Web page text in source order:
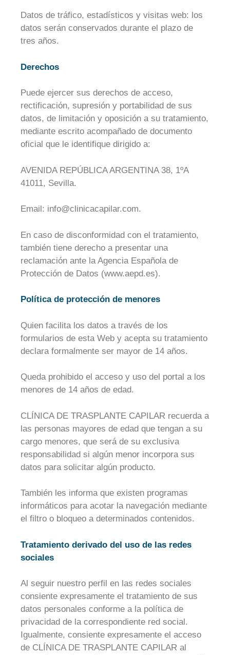
Datos de tráfico, estadísticos y visitas web: los
datos serán conservados durante el plazo de
tres años.
Derechos
Puede ejercer sus derechos de acceso,
rectificación, supresión y portabilidad de sus
datos, de limitación y oposición a su tratamiento,
mediante escrito acompañado de documento
oficial que le identifique dirigido a:
AVENIDA REPÚBLICA ARGENTINA 38, 1ºA
41011, Sevilla.
Email: info@clinicacapilar.com.
En caso de disconformidad con el tratamiento,
también tiene derecho a presentar una
reclamación ante la Agencia Española de
Protección de Datos (www.aepd.es).
Política de protección de menores
Quien facilita los datos a través de los
formularios de esta Web y acepta su tratamiento
declara formalmente ser mayor de 14 años.
Queda prohibido el acceso y uso del portal a los
menores de 14 años de edad.
CLÍNICA DE TRASPLANTE CAPILAR recuerda a
las personas mayores de edad que tengan a su
cargo menores, que será de su exclusiva
responsabilidad si algún menor incorpora sus
datos para solicitar algún producto.
También les informa que existen programas
informáticos para acotar la navegación mediante
el filtro o bloqueo a determinados contenidos.
Tratamiento derivado del uso de las redes
sociales
Al seguir nuestro perfil en las redes sociales
consiente expresamente el tratamiento de sus
datos personales conforme a la política de
privacidad de la correspondiente red social.
Igualmente, consiente expresamente el acceso
de CLÍNICA DE TRASPLANTE CAPILAR al